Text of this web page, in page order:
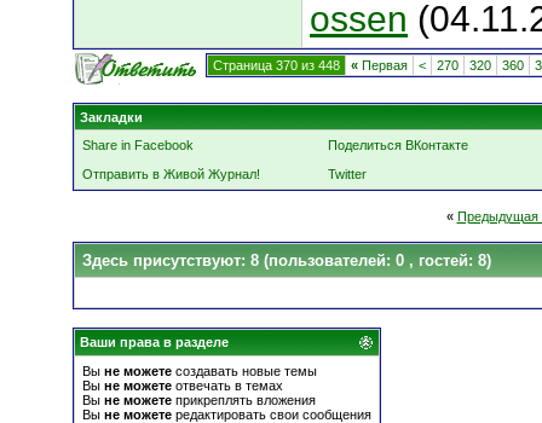
ossen
Страница 370 из 448 « Первая < 270 320 360
Закладки
Share in Facebook
Поделиться ВКонтакте
Отправить в Живой Журнал!
Twitter
« Предыдущая
Здесь присутствуют: 8 (пользователей: 0 , гостей: 8)
Ваши права в разделе
Вы не можете создавать новые темы
Вы не можете отвечать в темах
Вы не можете прикреплять вложения
Вы не можете редактировать свои сообщения